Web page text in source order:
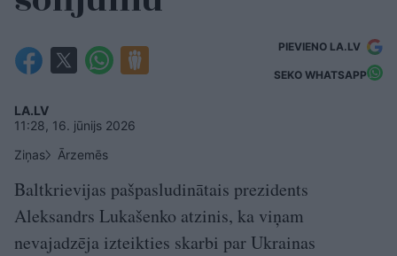
PIEVIENO LA.LV
SEKO WHATSAPP
LA.LV
11:28, 16. jūnijs 2026
Ziņas
Ārzemēs
Baltkrievijas pašpasludinātais prezidents
Aleksandrs Lukašenko atzinis, ka viņam
nevajadzēja izteikties skarbi par Ukrainas